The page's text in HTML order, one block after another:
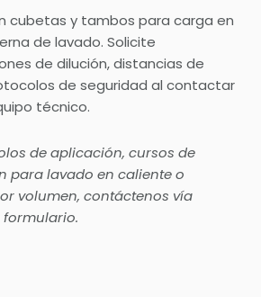
cubetas y tambos para carga en
de lavado. Solicite
de dilución, distancias de
de seguridad al contactar
técnico.
de aplicación, cursos de
para lavado en caliente o
volumen, contáctenos vía
formulario.